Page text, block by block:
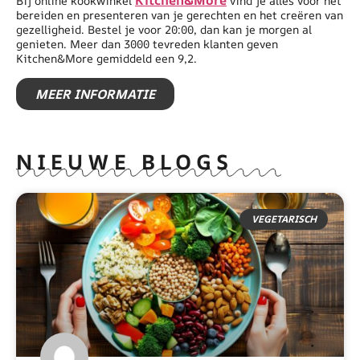
bereiden en presenteren van je gerechten en het creëren van
gezelligheid. Bestel je voor 20:00, dan kan je morgen al
genieten. Meer dan 3000 tevreden klanten geven
Kitchen&More gemiddeld een 9,2.
MEER INFORMATIE
NIEUWE BLOGS
VEGETARISCH